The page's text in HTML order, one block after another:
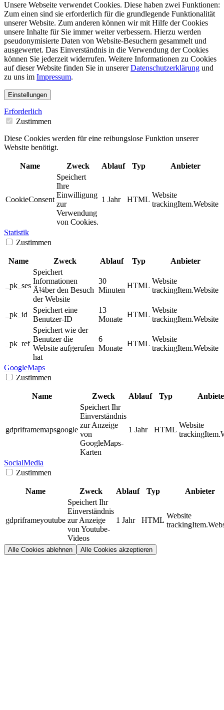
Unsere Webseite verwendet Cookies. Diese haben zwei Funktionen:
Zum einen sind sie erforderlich für die grundlegende Funktionalität
unserer Website. Zum anderen können wir mit Hilfe der Cookies
unsere Inhalte für Sie immer weiter verbessern. Hierzu werden
pseudonymisierte Daten von Website-Besuchern gesammelt und
ausgewertet. Das Einverständnis in die Verwendung der Cookies
können Sie jederzeit widerrufen. Weitere Informationen zu Cookies
auf dieser Website finden Sie in unsererDatenschutzerklärung und
zu uns im Impressum.
Einstellungen
Erforderlich
Zustimmen
Diese Cookies werden für eine reibungslose Funktion unserer
Website benötigt.
Name Zweck Ablauf Typ Anbieter
CookieConsent
Speichert
Ihre
Einwilligung
zur
Verwendung
von Cookies.
1 Jahr HTML
Website
trackingItem.Website
Statistik
Zustimmen
Name Zweck Ablauf Typ Anbieter
_pk_ses
Speichert
Informationen
Ã¼ber den Besuch
der Website
30
Minuten
HTML
Website
trackingItem.Website
_pk_id
Speichert eine
Benutzer-ID
13
Monate
HTML
Website
trackingItem.Website
_pk_ref
Speichert wie der
Benutzer die
Website aufgerufen
hat
6
Monate
HTML
Website
trackingItem.Website
GoogleMaps
Zustimmen
Name Zweck Ablauf Typ
gdpriframemapsgoogle
Speichert Ihr
Einverständnis
zur Anzeige
von
GoogleMaps-
Karten
1 Jahr HTML
Website
SocialMedia
Zustimmen
Name Zweck Ablauf Typ Anbieter
gdpriframeyoutube
Speichert Ihr
Einverständnis
zur Anzeige
von Youtube-
Videos
1 Jahr HTML
Website
Alle Cookies ablehnen Alle Cookies akzeptieren